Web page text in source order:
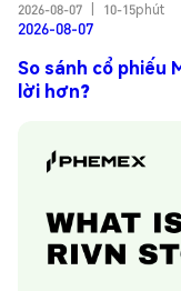
2026-08-07
10-15phút
2026-08-07
So sánh cổ phiếu
lời hơn?